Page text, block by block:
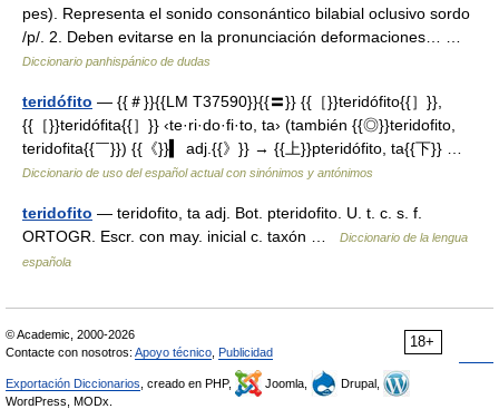
pes). Representa el sonido consonántico bilabial oclusivo sordo
/p/. 2. Deben evitarse en la pronunciación deformaciones… …
Diccionario panhispánico de dudas
teridófito — {{＃}}{{LM T37590}}{{〓}} {{［}}teridófito{{］}},
{{［}}teridófita{{］}} ‹te·ri·do·fi·to, ta› (también {{◎}}teridofito,
teridofita{{￣}}) {{《}}▍ adj.{{》}} → {{上}}pteridófito, ta{{下}} …
Diccionario de uso del español actual con sinónimos y antónimos
teridofito — teridofito, ta adj. Bot. pteridofito. U. t. c. s. f.
ORTOGR. Escr. con may. inicial c. taxón …
Diccionario de la lengua
española
18+
© Academic, 2000-2026
Contacte con nosotros: Apoyo técnico Publicidad
Exportación Diccionarios , creado en PHP, Joomla,
Drupal,
WordPress, MODx.